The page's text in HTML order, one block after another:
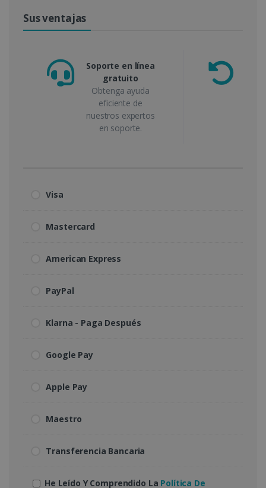
Sus ventajas
Soporte en línea
gratuito
Obtenga ayuda
eficiente de
nuestros expertos
en soporte.
Visa
Mastercard
American Express
PayPal
Klarna - Paga Después
Google Pay
Apple Pay
Maestro
Transferencia Bancaria
He Leído Y Comprendido La Política De